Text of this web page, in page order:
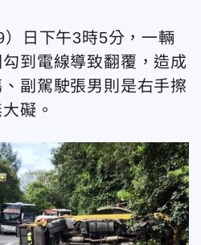
日下午3時5分，一輛
到電線導致翻覆，造成
副駕駛張男則是右手擦
礙。